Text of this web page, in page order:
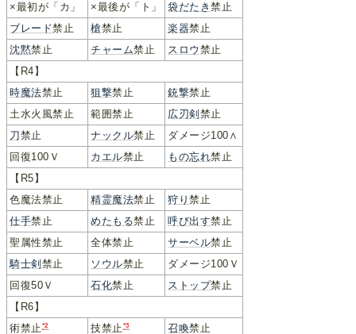
×最初が「カ」
×最後が「ト」 袋だたき禁止
ブレード禁止 槍禁止 楽器禁止
沈黙禁止 チャーム禁止 スロウ 禁止
【R4】
時魔法禁止 狙撃禁止 銃撃禁止
土水火風禁止
範囲禁止 広刃剣 禁止
刀禁止 ナックル禁止
ダメージ100∧
回復100Ｖ
カエル禁止 もの忘れ禁止
【R5】
色魔法禁止
精霊魔法禁止 狩り禁止
仕手禁止 めたもる禁止 呼び出す禁止
聖属性禁止
全体禁止 サーベル禁止
騎士剣 禁止 ソウル禁止
ダメージ100Ｖ
回復50Ｖ
石化禁止 ストップ禁止
【R6】
術禁止 *2 技禁止 *3 召喚禁止